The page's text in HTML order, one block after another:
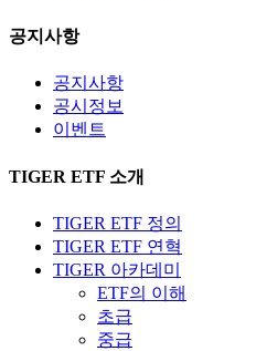
공지사항
공지사항
공시정보
이벤트
TIGER ETF 소개
TIGER ETF 정의
TIGER ETF 연혁
TIGER 아카데미
ETF의 이해
초급
중급